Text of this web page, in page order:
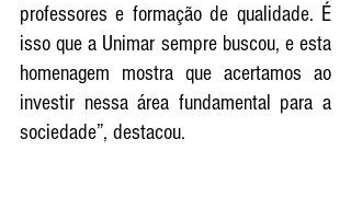
professores e formação de qualidade. É
isso que a Unimar sempre buscou, e esta
homenagem mostra que acertamos ao
investir nessa área fundamental para a
sociedade”, destacou.